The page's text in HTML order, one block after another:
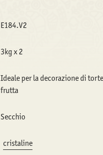
E184.V2
3kg x 2
Ideale per la decorazione di
frutta
Secchio
cristaline